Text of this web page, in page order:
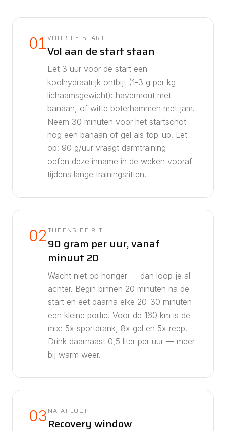
01VOOR DE START
Vol aan de start staan
Eet 3 uur voor de start een
koolhydraatrijk ontbijt (1-3 g per kg
lichaamsgewicht): havermout met
banaan, of witte boterhammen met jam.
Neem 30 minuten voor het startschot
nog een banaan of gel als top-up. Let
op: 90 g/uur vraagt darmtraining —
oefen deze inname in de weken vooraf
tijdens lange trainingsritten.
02TIJDENS DE RIT
90 gram per uur, vanaf
minuut 20
Wacht niet op honger — dan loop je al
achter. Begin binnen 20 minuten na de
start en eet daarna elke 20-30 minuten
een kleine portie. Voor de 160 km is de
mix: 5x sportdrank, 8x gel en 5x reep.
Drink daarnaast 0,5 liter per uur — meer
bij warm weer.
03 NA AFLOOP
Recovery window